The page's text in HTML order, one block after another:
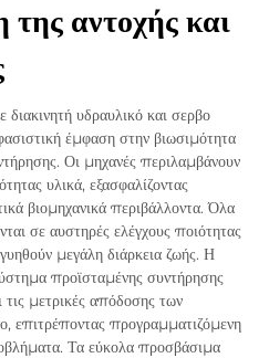
της αντοχής και
υδραυλικό και σερβο
έμφαση στην βιωσιμότητα
Οι μηχανές περιλαμβάνουν
υλικά, εξασφαλίζοντας
βιομηχανικά περιβάλλοντα. Όλα
σε αυστηρές ελέγχους ποιότητας
μεγάλη διάρκεια ζωής. Η
προϊσταμένης συντήρησης
μετρικές απόδοσης των
επιτρέποντας προγραμματιζόμενη
Τα εύκολα προσβάσιμα